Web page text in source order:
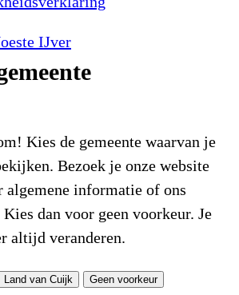
Kies de gemeente waarvan je
Bezoek je onze website
informatie of ons
Kies dan voor geen voorkeur. Je
altijd veranderen.
Land van Cuijk Geen voorkeur